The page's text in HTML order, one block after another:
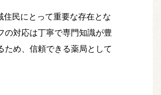
民にとって重要な存在とな
の対応は丁寧で専門知識が豊
め、信頼できる薬局として